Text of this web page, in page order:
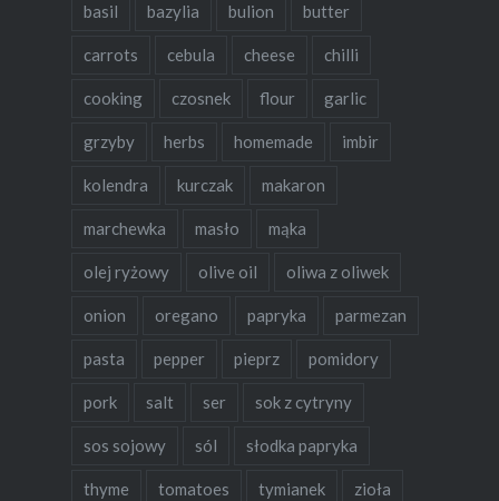
basil bazylia bulion butter
carrots cebula cheese chilli
cooking czosnek flour garlic
grzyby herbs homemade imbir
kolendra kurczak makaron
marchewka masło mąka
olej ryżowy olive oil oliwa z oliwek
onion oregano papryka parmezan
pasta pepper pieprz pomidory
pork salt ser sok z cytryny
sos sojowy sól słodka papryka
thyme tomatoes tymianek zioła